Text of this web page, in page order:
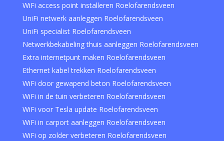
WiFi access point installeren Roelofarendsveen
UniFi netwerk aanleggen Roelofarendsveen
UniFi specialist Roelofarendsveen
Netwerkbekabeling thuis aanleggen Roelofarendsveen
Extra internetpunt maken Roelofarendsveen
Ethernet kabel trekken Roelofarendsveen
WiFi door gewapend beton Roelofarendsveen
WiFi in de tuin verbeteren Roelofarendsveen
WiFi voor Tesla update Roelofarendsveen
WiFi in carport aanleggen Roelofarendsveen
WiFi op zolder verbeteren Roelofarendsveen